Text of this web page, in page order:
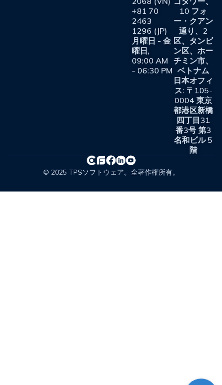
+81 70
2463
1296 (JP)
月曜日 - 金
曜日,
09:00 AM
- 06:30 PM
10 フォ
ー・クアン
通り、2
区、タンビ
ン区、ホー
チミン市、
ベトナム
日本オフィ
ス: 〒105-
0004 東京
都港区新橋
四丁目31
番3号 第3
名和ビル 5
階
© 2025 TPSソフトウェア。全著作権所有。